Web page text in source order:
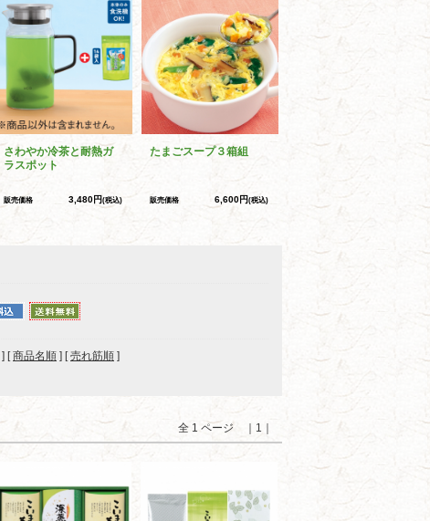
さわやか冷茶と耐熱ガ
ラスポット
販売価格 3,480円(税込)
たまごスープ３箱組
販売価格 6,600円(税込)
] [商品名順 ] [売れ筋順 ]
全 1 ページ ｜1｜